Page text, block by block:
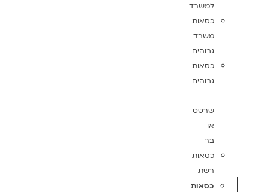
למשרד
כסאות
משרד
גבוהים
כסאות
גבוהים
–
שרטט
או
בר
כסאות
רשת
כסאות